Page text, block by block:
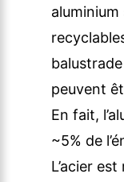
peuvent
En fait,
~5% de
L’acier